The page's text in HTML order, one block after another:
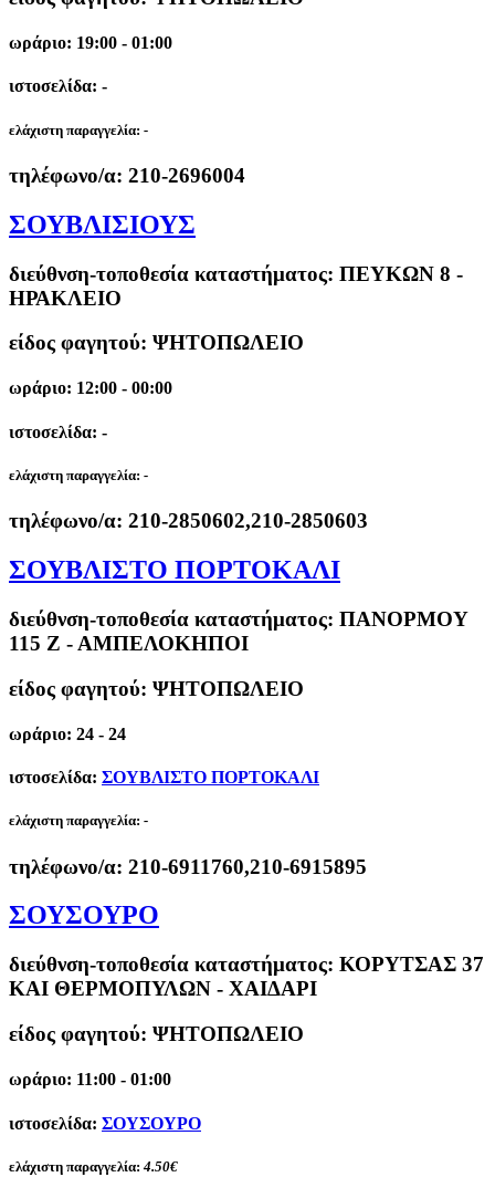
ωράριο: 19:00 - 01:00
ιστοσελίδα: -
ελάχιστη παραγγελία: -
τηλέφωνο/α: 210-2696004
ΣΟΥΒΛΙΣΙΟΥΣ
διεύθνση-τοποθεσία καταστήματος: ΠΕΥΚΩΝ 8 -
ΗΡΑΚΛΕΙΟ
είδος φαγητού: ΨΗΤΟΠΩΛΕΙΟ
ωράριο: 12:00 - 00:00
ιστοσελίδα: -
ελάχιστη παραγγελία: -
τηλέφωνο/α: 210-2850602,210-2850603
ΣΟΥΒΛΙΣΤΟ ΠΟΡΤΟΚΑΛΙ
διεύθνση-τοποθεσία καταστήματος: ΠΑΝΟΡΜΟΥ
115 Ζ - ΑΜΠΕΛΟΚΗΠΟΙ
είδος φαγητού: ΨΗΤΟΠΩΛΕΙΟ
ωράριο: 24 - 24
ιστοσελίδα: ΣΟΥΒΛΙΣΤΟ ΠΟΡΤΟΚΑΛΙ
ελάχιστη παραγγελία: -
τηλέφωνο/α: 210-6911760,210-6915895
ΣΟΥΣΟΥΡΟ
διεύθνση-τοποθεσία καταστήματος: ΚΟΡΥΤΣΑΣ 37
ΚΑΙ ΘΕΡΜΟΠΥΛΩΝ - ΧΑΙΔΑΡΙ
είδος φαγητού: ΨΗΤΟΠΩΛΕΙΟ
ωράριο: 11:00 - 01:00
ιστοσελίδα: ΣΟΥΣΟΥΡΟ
ελάχιστη παραγγελία: 4.50€